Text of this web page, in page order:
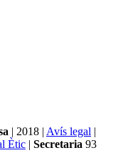
| 2018 | Avís legal |
Ètic | Secretaria 93